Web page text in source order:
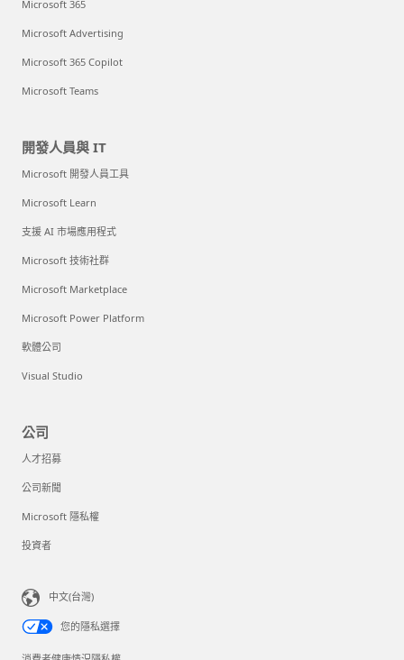
Microsoft 365
Microsoft Advertising
Microsoft 365 Copilot
Microsoft Teams
開發人員與 IT
Microsoft 開發人員工具
Microsoft Learn
支援 AI 市場應用程式
Microsoft 技術社群
Microsoft Marketplace
Microsoft Power Platform
軟體公司
Visual Studio
公司
人才招募
公司新聞
Microsoft 隱私權
投資者
中文(台灣)
您的隱私選擇